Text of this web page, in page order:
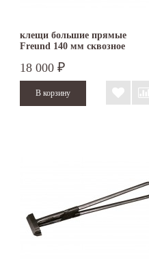
клещи большие прямые
Freund 140 мм сквозное
18 000 ₽